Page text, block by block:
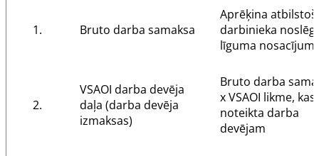
1. Bruto darba samaksa
Aprēķina atbilstoši
darbinieka
līguma
2.
VSAOI darba devēja
daļa (darba devēja
izmaksas)
Bruto darba
x VSAOI likme, kas
noteikta darba
devējam